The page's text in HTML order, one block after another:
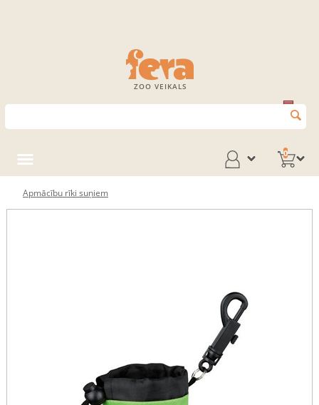
ZOO VEIKALS
0
Apmācību rīki suņiem